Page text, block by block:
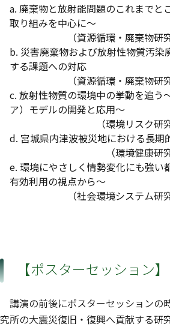
a. 廃棄物と放射能問題のこれまでと
取り組みを中心に～
（資源循環・廃棄物
b. 災害廃棄物および放射性物質汚染
する課題への対応
（資源循環・廃棄物
c. 放射性物質の環境中の挙動を追う
ア）モデルの開発と応用～
（環境リスク
d. 宮城県内津波被災地における長期
（環境健康
e. 環境にやさしく情勢変化にも強い
有効利用の視点から～
（社会環境システム
【ポスターセッション】
講演の前後にポスターセッションの
究所の大震災復旧・復興へ貢献する研